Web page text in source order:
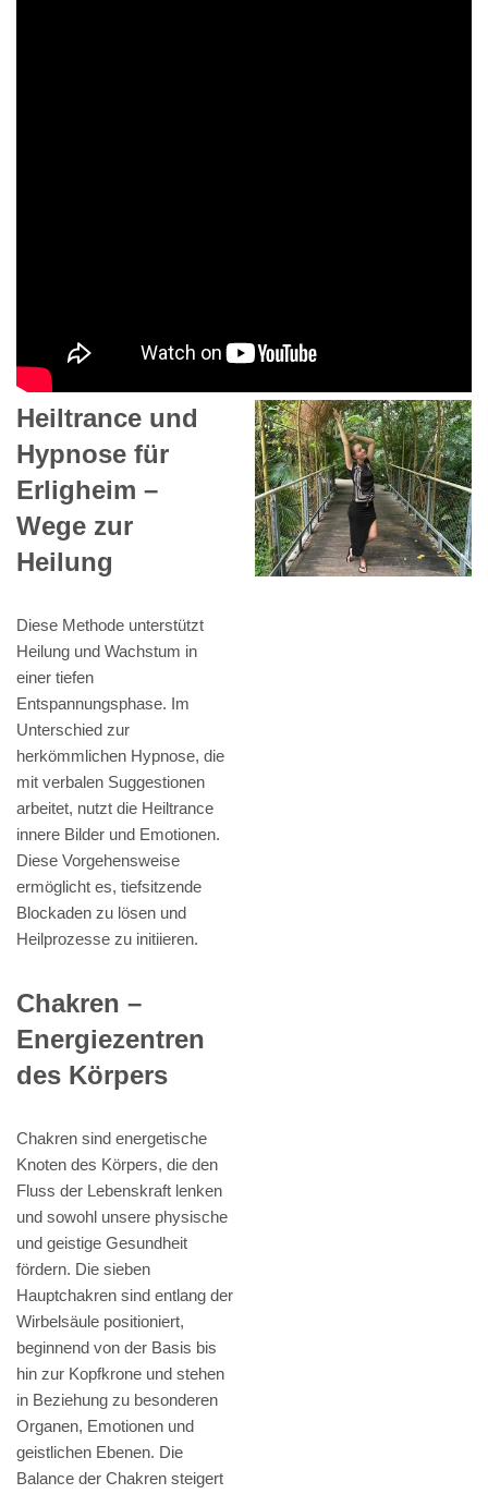
Heiltrance und
Hypnose für
Erligheim –
Wege zur
Heilung
Diese Methode unterstützt
Heilung und Wachstum in
einer tiefen
Entspannungsphase. Im
Unterschied zur
herkömmlichen Hypnose, die
mit verbalen Suggestionen
arbeitet, nutzt die Heiltrance
innere Bilder und Emotionen.
Diese Vorgehensweise
ermöglicht es, tiefsitzende
Blockaden zu lösen und
Heilprozesse zu initiieren.
Chakren –
Energiezentren
des Körpers
Chakren sind energetische
Knoten des Körpers, die den
Fluss der Lebenskraft lenken
und sowohl unsere physische
und geistige Gesundheit
fördern. Die sieben
Hauptchakren sind entlang der
Wirbelsäule positioniert,
beginnend von der Basis bis
hin zur Kopfkrone und stehen
in Beziehung zu besonderen
Organen, Emotionen und
geistlichen Ebenen. Die
Balance der Chakren steigert